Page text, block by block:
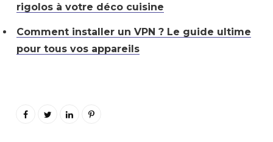
rigolos à votre déco cuisine
Comment installer un VPN ? Le guide ultime
pour tous vos appareils